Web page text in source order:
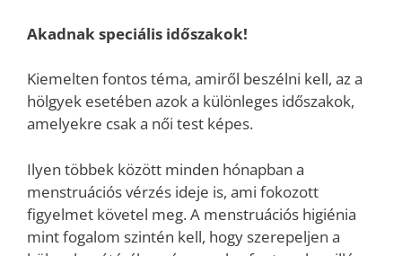
Akadnak speciális időszakok!
Kiemelten fontos téma, amiről beszélni kell, az a
hölgyek esetében azok a különleges időszakok,
amelyekre csak a női test képes.
Ilyen többek között minden hónapban a
menstruációs vérzés ideje is, ami fokozott
figyelmet követel meg. A menstruációs higiénia
mint fogalom szintén kell, hogy szerepeljen a